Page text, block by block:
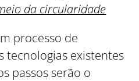
da circularidade
processo de
tecnologias existentes
passos serão o